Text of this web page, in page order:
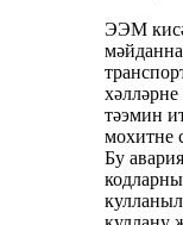
ЭЭМ
тәэмин
мохитне
Бу